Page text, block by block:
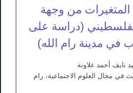
المتغيرات من وجهة
(دراسة على
في مدينة رام الله)
نايف أحمد علاونة
في مجال العلوم الاجتماعية، رام